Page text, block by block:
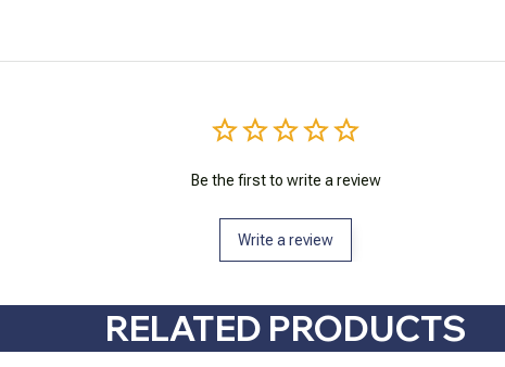
Be the first to write a review
Write a review
RELATED PRODUCTS